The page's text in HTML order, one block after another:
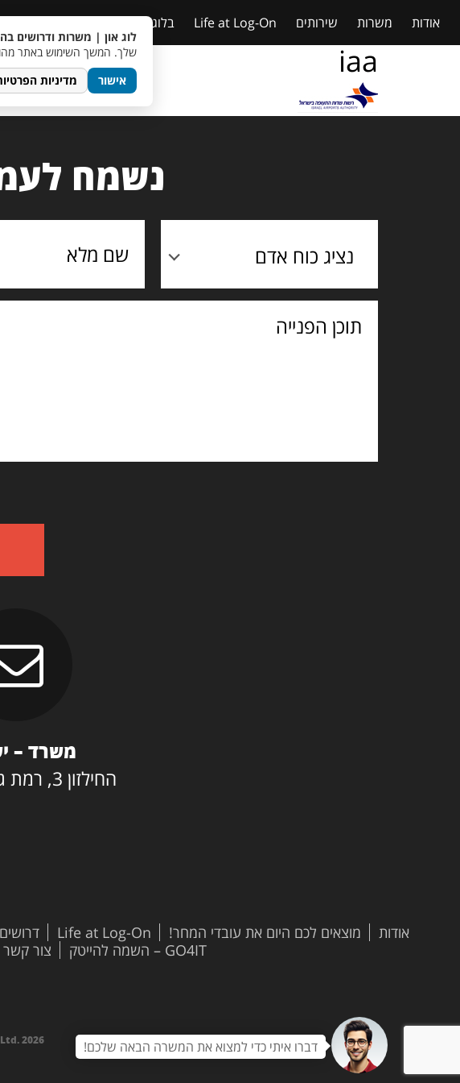
אודות משרות שירותים Life at Log-On בלוג
iaa
נשמח
נציג כוח אדם
תוכן
משרד –
החילזון 3, רמת גן 5252267
אודות מוצאים לכם היום את עובדי המחר! Life at Log-On
GO4IT – השמה להייטק
צור קשר
2026 © דברו איתי כדי למצוא את המשרה הבאה שלכם!
לוג און | משרות ודרושים
שלך. המשך השימוש באתר
אישור
מדיניות